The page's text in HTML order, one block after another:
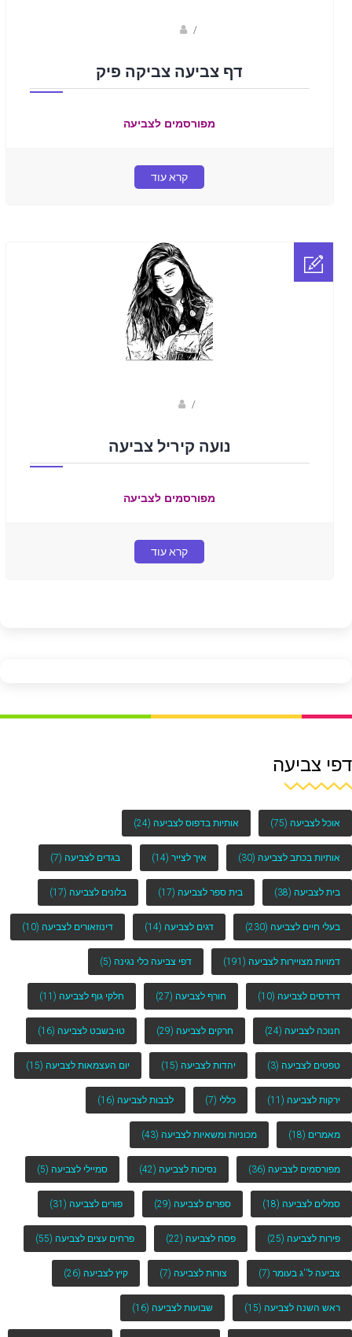
/
דף צביעה צביקה פיק
מפורסמים לצביעה
קרא עוד
/
נועה קיריל צביעה
מפורסמים לצביעה
קרא עוד
דפי צביעה
אוכל לצביעה (75) אותיות בדפוס לצביעה (24)
אותיות בכתב לצביעה (30) איך לצייר (14) בגדים לצביעה (7)
בית לצביעה (38) בית ספר לצביעה (17) בלונים לצביעה (17)
בעלי חיים לצביעה (230) דגים לצביעה (14) דינוזאורים לצביעה (10)
דמויות מצויירות לצביעה (191) דפי צביעה כלי נגינה (5)
דרדסים לצביעה (10) חורף לצביעה (27) חלקי גוף לצביעה (11)
חנוכה לצביעה (24) חרקים לצביעה (29) טו-בשבט לצביעה (16)
טפטים לצביעה (3) יהדות לצביעה (15) יום העצמאות לצביעה (15)
ירקות לצביעה (11) כללי (7) לבבות לצביעה (16)
מאמרים (18) מכוניות ומשאיות לצביעה (43)
מפורסמים לצביעה (36) נסיכות לצביעה (42) סמיילי לצביעה (5)
סמלים לצביעה (18) ספרים לצביעה (29) פורים לצביעה (31)
פירות לצביעה (25) פסח לצביעה (22) פרחים עצים לצביעה (55)
צביעה ל''ג בעומר (7) צורות לצביעה (7) קיץ לצביעה (26)
ראש השנה לצביעה (15) שבועות לצביעה (16)